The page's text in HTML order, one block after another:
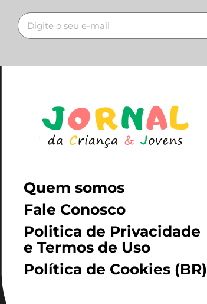
Quem somos
Fale Conosco
Politica de Privacidade
e Termos de Uso
Política de Cookies (BR)